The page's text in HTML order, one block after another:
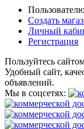
Создать
Личный
Регистрация
Пользуйтесь
Удобный сайт,
объявлений.
Мы в соцсетях: